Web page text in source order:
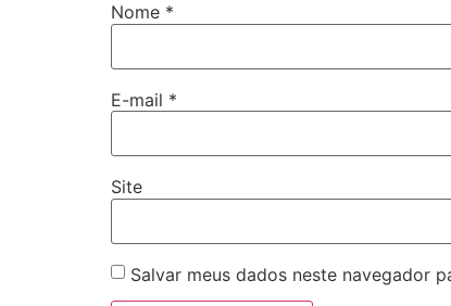
Nome *
E-mail *
Site
Salvar meus dados neste navegador